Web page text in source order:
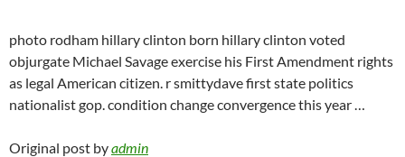
photo rodham hillary clinton born hillary clinton voted
objurgate Michael Savage exercise his First Amendment rights
as legal American citizen. r smittydave first state politics
nationalist gop. condition change convergence this year …
Original post byadmin